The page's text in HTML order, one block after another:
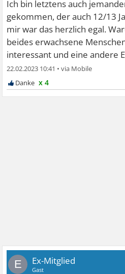
Ich bin letztens auch
gekommen, der auch 12/13
mir war das herzlich egal.
beides erwachsene
interessant und eine andere
22.02.2023 10:41 •
x 4
E Ex-Mitglied
Gast